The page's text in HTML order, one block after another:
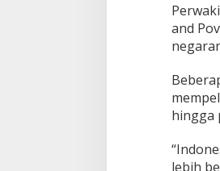
and
hingga
lebih